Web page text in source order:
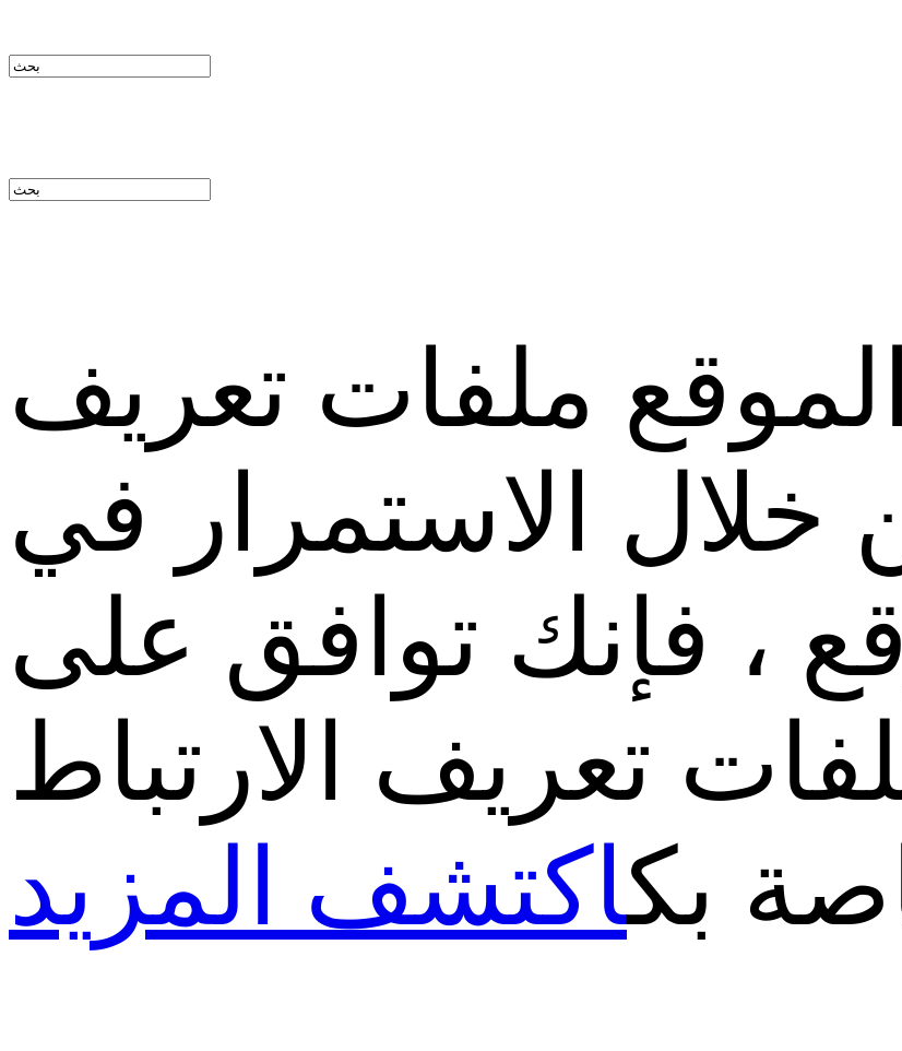
ملفات تعريف
خلال الاستمرار في
، فإنك توافق على
تعريف الارتباط
بكاكتشف المزيد